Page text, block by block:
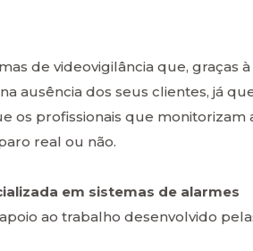
de videovigilância que, graças à
ausência dos seus clientes, já
os profissionais que monitorizam
real ou não.
em sistemas de alarmes
ao trabalho desenvolvido